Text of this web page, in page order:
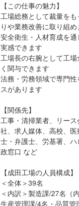
【この仕事の魅力】
工場総務として裁量をも
りや業務改善に取り組め
安全衛生・人材育成を
実感できます
工場長の右腕として工
く関与できます
法務・労務領域で専門
スがあります
【関係先】
工事・清掃業者、リー
社、求人媒体、高校、
士・弁護士、労基署、
政窓口 など
【成田工場の人員構
＜全体＞39名
＜内訳＞製造課/27名（
生産管理課/4名・品質管